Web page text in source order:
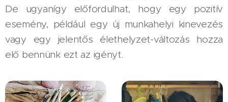
De ugyanígy előfordulhat, hogy egy pozitív
esemény, például egy új munkahelyi kinevezés
vagy egy jelentős élethelyzet-változás hozza
elő bennünk ezt az igényt.